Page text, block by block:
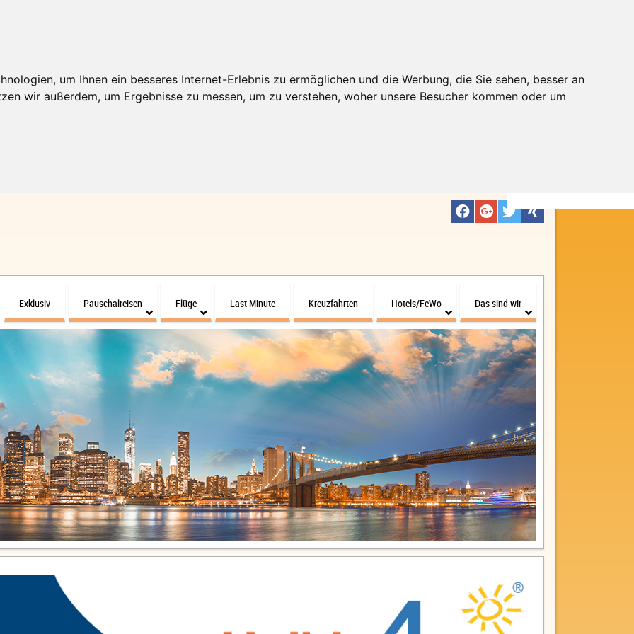
um Ihnen ein besseres Internet-Erlebnis zu ermöglichen und die Werbung, die Sie sehen, besser an
wir außerdem, um Ergebnisse zu messen, um zu verstehen, woher unsere Besucher kommen oder um
Exklusiv Pauschalreisen Flüge Last Minute Kreuzfahrten Hotels/FeWo Das sind wir